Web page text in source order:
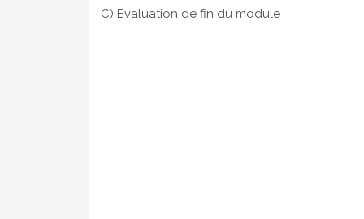
C) Evaluation de fin du module